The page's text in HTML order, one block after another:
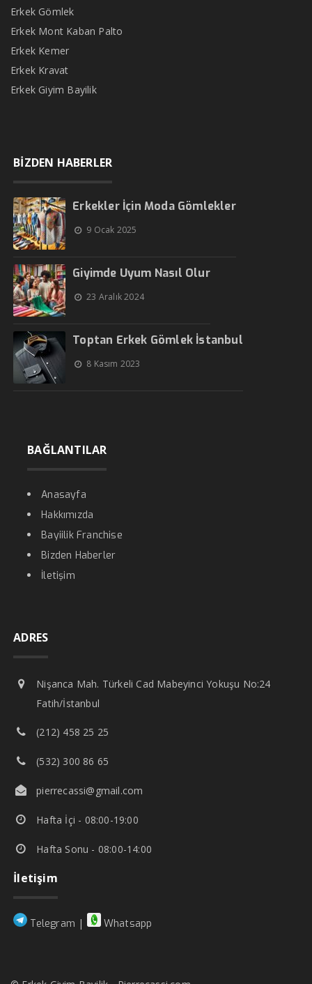
Erkek Gömlek
Erkek Mont Kaban Palto
Erkek Kemer
Erkek Kravat
Erkek Giyim Bayilik
BİZDEN HABERLER
Erkekler İçin Moda Gömlekler
9 Ocak 2025
Giyimde Uyum Nasıl Olur
23 Aralık 2024
Toptan Erkek Gömlek İstanbul
8 Kasım 2023
BAĞLANTILAR
Anasayfa
Hakkımızda
Bayiilik Franchise
Bizden Haberler
İletişim
ADRES
Nişanca Mah. Türkeli Cad Mabeyinci Yokuşu No:24
Fatih/İstanbul
(212) 458 25 25
(532) 300 86 65
pierrecassi@gmail.com
Hafta İçi - 08:00-19:00
Hafta Sonu - 08:00-14:00
İletişim
Telegram | Whatsapp